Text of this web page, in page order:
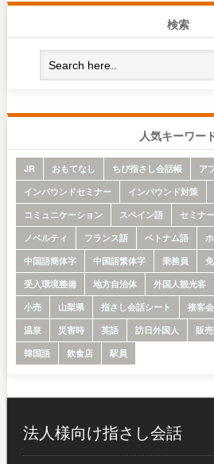
検索
人気キーワー
JR おもてなし ちび指さし会話帳 ア
インバウンドセミナー
インバウンド対策
コミュニケーション
スペイン語 セミナー
ノベルティ
フランス語 ベトナム語
中国語簡体字
中国語繁体字 乗務員
受入環境整備
地方自治体 外国人観光客
小売
山梨県 指さし会話シート 接客
温泉
災害時 英語 訪日外国人 販
韓国語
飲食店 駅員
法人様向け指さし会話